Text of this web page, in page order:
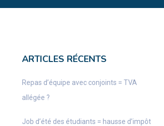
ARTICLES RÉCENTS
Repas d’équipe avec conjoints = TVA
allégée ?
Job d’été des étudiants = hausse d’impôt